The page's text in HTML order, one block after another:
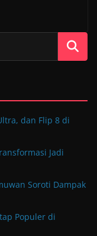
dan Flip 8 di
Jadi
Soroti Dampak
Populer di